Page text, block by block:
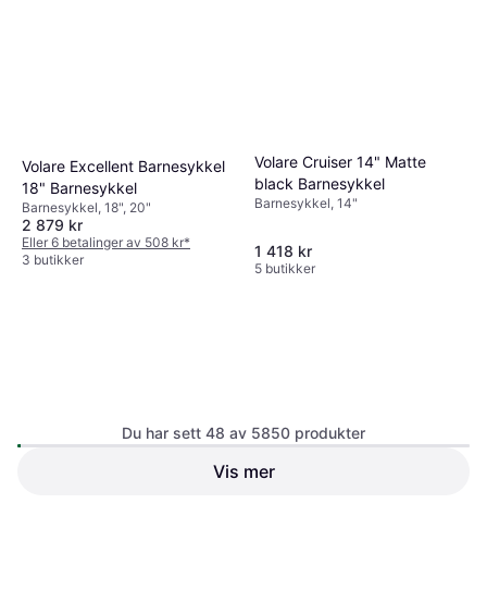
Volare Excellent Barnesykkel
18" Barnesykkel
Barnesykkel, 18", 20"
2 879 kr
Eller 6 betalinger av 508 kr*
3 butikker
Volare Cruiser 14" Matte
black Barnesykkel
Barnesykkel, 14"
1 418 kr
5 butikker
Xeed XC JR 24
Du har sett 48 av 5850 produkter
Vis mer